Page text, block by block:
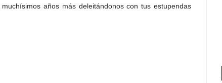
años más deleitándonos con tus estupendas